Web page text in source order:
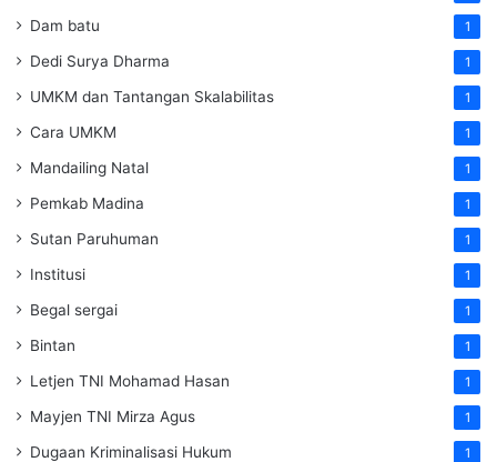
Dam batu 1
Dedi Surya Dharma 1
UMKM dan Tantangan Skalabilitas 1
Cara UMKM 1
Mandailing Natal 1
Pemkab Madina 1
Sutan Paruhuman 1
Institusi 1
Begal sergai 1
Bintan 1
Letjen TNI Mohamad Hasan 1
Mayjen TNI Mirza Agus 1
Dugaan Kriminalisasi Hukum 1